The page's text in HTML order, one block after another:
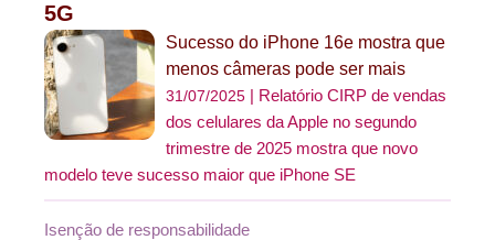
5G
Sucesso do iPhone 16e mostra que
menos câmeras pode ser mais
31/07/2025
Relatório CIRP de vendas
dos celulares da Apple no segundo
trimestre de 2025 mostra que novo
modelo teve sucesso maior que iPhone SE
Isenção de responsabilidade